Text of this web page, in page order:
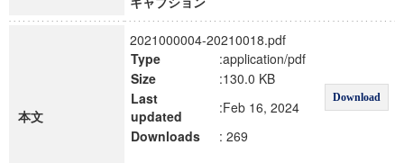
本文
2021000004-20210018.pdf
Type
:application/pdf
Download
Size
:130.0 KB
Last
updated
:Feb 16, 2024
Downloads
: 269